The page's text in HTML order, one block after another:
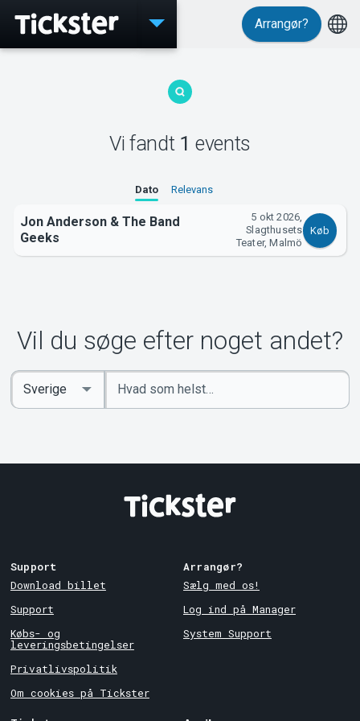
Events
MyTickster
Support
Om Tickster
Arrangør?
Vi fandt 1 events
Dato Relevans
Jon Anderson & The Band
Geeks
5 okt 2026,
Slagthusets
Teater, Malmö
Køb
Vil du søge efter noget andet?
Indtast
søgeord
Select
Country
Support
Download billet
Support
Købs- og
leveringsbetingelser
Privatlivspolitik
Om cookies på Tickster
Arrangør?
Sælg med os!
Log ind på Manager
System Support